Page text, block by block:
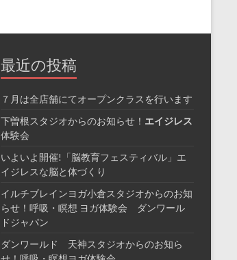
最近の投稿
７月は全店舗にてオープンクラスを行います
下曽根スタジオからのお知らせ！ エイジレス
体験会
いよいよ開催!「脳教育フェスティバル」エ
イジレスな脳と体づくり
イルチブレインヨガ小倉スタジオからのお知
らせ！呼吸・瞑想 ヨガ体験会 ダンワール
ドジャパン
ダンワールド 天神スタジオからのお知ら